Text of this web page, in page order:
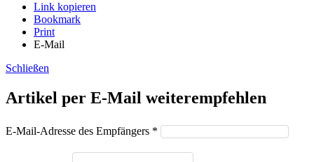
Link kopieren
Bookmark
Print
E-Mail
Schließen
Artikel per E-Mail weiterempfehlen
E-Mail-Adresse des Empfängers *